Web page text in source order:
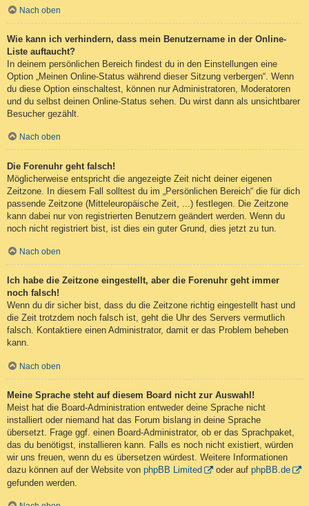
Nach oben
Wie kann ich verhindern, dass mein Benutzername in der Online-
Liste auftaucht?
In deinem persönlichen Bereich findest du in den Einstellungen eine
Option „Meinen Online-Status während dieser Sitzung verbergen“. Wenn
du diese Option einschaltest, können nur Administratoren, Moderatoren
und du selbst deinen Online-Status sehen. Du wirst dann als unsichtbarer
Besucher gezählt.
Nach oben
Die Forenuhr geht falsch!
Möglicherweise entspricht die angezeigte Zeit nicht deiner eigenen
Zeitzone. In diesem Fall solltest du im „Persönlichen Bereich“ die für dich
passende Zeitzone (Mitteleuropäische Zeit, ...) festlegen. Die Zeitzone
kann dabei nur von registrierten Benutzern geändert werden. Wenn du
noch nicht registriert bist, ist dies ein guter Grund, dies jetzt zu tun.
Nach oben
Ich habe die Zeitzone eingestellt, aber die Forenuhr geht immer
noch falsch!
Wenn du dir sicher bist, dass du die Zeitzone richtig eingestellt hast und
die Zeit trotzdem noch falsch ist, geht die Uhr des Servers vermutlich
falsch. Kontaktiere einen Administrator, damit er das Problem beheben
kann.
Nach oben
Meine Sprache steht auf diesem Board nicht zur Auswahl!
Meist hat die Board-Administration entweder deine Sprache nicht
installiert oder niemand hat das Forum bislang in deine Sprache
übersetzt. Frage ggf. einen Board-Administrator, ob er das Sprachpaket,
das du benötigst, installieren kann. Falls es noch nicht existiert, würden
wir uns freuen, wenn du es übersetzen würdest. Weitere Informationen
dazu können auf der Website von phpBB Limited oder auf phpBB.de
gefunden werden.